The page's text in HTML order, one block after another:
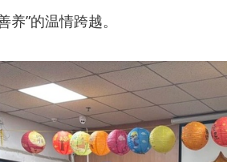
养”的温情跨越。